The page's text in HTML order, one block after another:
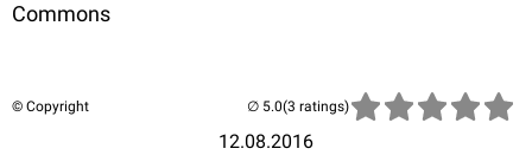
Commons
© Copyright
12.08.2016
(3 ratings)